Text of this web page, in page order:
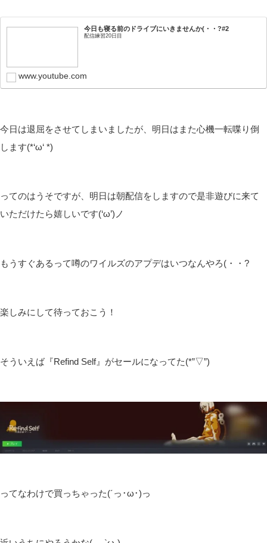
今日も寝る前のドライブにいきませんか(・・?#2
配信練習20日目
www.youtube.com
今日は退屈をさせてしまいましたが、明日はまた心機一転喋り倒
します(*‘ω‘ *)
ってのはうそですが、明日は朝配信をしますので是非遊びに来て
いただけたら嬉しいです(‘ω’)ノ
もうすぐあるって噂のワイルズのアプデはいつなんやろ(・・?
楽しみにして待っておこう！
そういえば『Refind Self』がセールになってた(*”▽”)
ってなわけで買っちゃった(´っ･ω･)っ